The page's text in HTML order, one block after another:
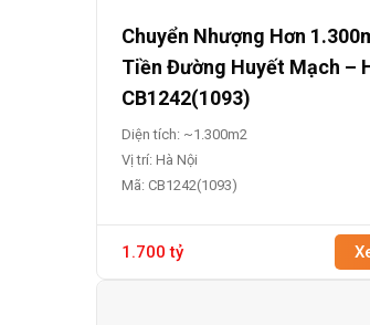
Chuyển Nhượng Hơn
Tiền Đường Huyết Mạch –
CB1242(1093)
Diện tích: ~1.300m2
Vị trí: Hà Nội
Mã: CB1242(1093)
1.700 tỷ